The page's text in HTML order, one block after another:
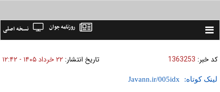
Toggle
نسخه اصلی روزنامه جوان
کد خبر: 1363253 تاریخ انتشار: ۲۲ خرداد ۱۴۰۵ - ۱۲:۴۲
لینک کوتاه: